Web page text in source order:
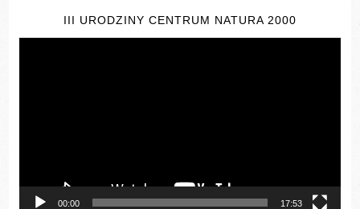
III URODZINY CENTRUM NATURA 2000
00:00 17:53